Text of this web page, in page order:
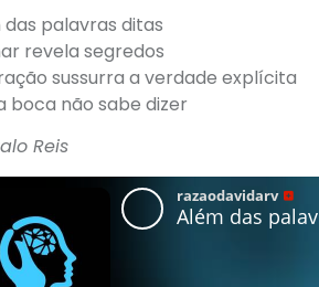
das palavras ditas
revela segredos
sussurra a verdade explícita
boca não sabe dizer
Reis